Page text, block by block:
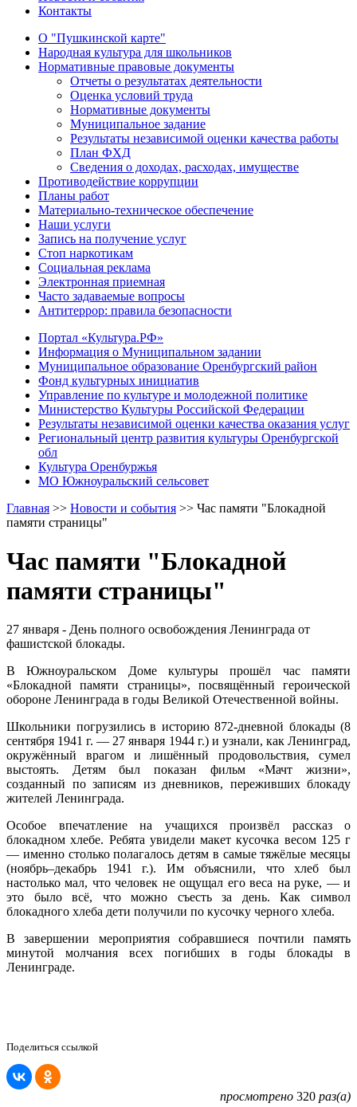
Контакты
О "Пушкинской карте"
Народная культура для школьников
Нормативные правовые документы
Отчеты о результатах деятельности
Оценка условий труда
Нормативные документы
Муниципальное задание
Результаты независимой оценки качества работы
План ФХД
Сведения о доходах, расходах, имуществе
Противодействие коррупции
Планы работ
Материально-техническое обеспечение
Наши услуги
Запись на получение услуг
Стоп наркотикам
Социальная реклама
Электронная приемная
Часто задаваемые вопросы
Антитеррор: правила безопасности
Портал «Культура.РФ»
Информация о Муниципальном задании
Муниципальное образование Оренбургский район
Фонд культурных инициатив
Управление по культуре и молодежной политике
Министерство Культуры Российской Федерации
Результаты независимой оценки качества оказания услуг
Региональный центр развития культуры Оренбургской
обл
Культура Оренбуржья
МО Южноуральский сельсовет
Главная >> Новости и события >> Час памяти "Блокадной
памяти страницы"
Час памяти "Блокадной
памяти страницы"
27 января - День полного освобождения Ленинграда от
фашистской блокады.
В Южноуральском Доме культуры прошёл час памяти
«Блокадной памяти страницы», посвящённый героической
обороне Ленинграда в годы Великой Отечественной войны.
Школьники погрузились в историю 872-дневной блокады (8
сентября 1941 г. — 27 января 1944 г.) и узнали, как Ленинград,
окружённый врагом и лишённый продовольствия, сумел
выстоять. Детям был показан фильм «Мачт жизни»,
созданный по записям из дневников, переживших блокаду
жителей Ленинграда.
Особое впечатление на учащихся произвёл рассказ о
блокадном хлебе. Ребята увидели макет кусочка весом 125 г
— именно столько полагалось детям в самые тяжёлые месяцы
(ноябрь–декабрь 1941 г.). Им объяснили, что хлеб был
настолько мал, что человек не ощущал его веса на руке, — и
это было всё, что можно съесть за день. Как символ
блокадного хлеба дети получили по кусочку черного хлеба.
В завершении мероприятия собравшиеся почтили память
минутой молчания всех погибших в годы блокады в
Ленинграде.
Поделиться ссылкой
просмотрено 320 раз(а)